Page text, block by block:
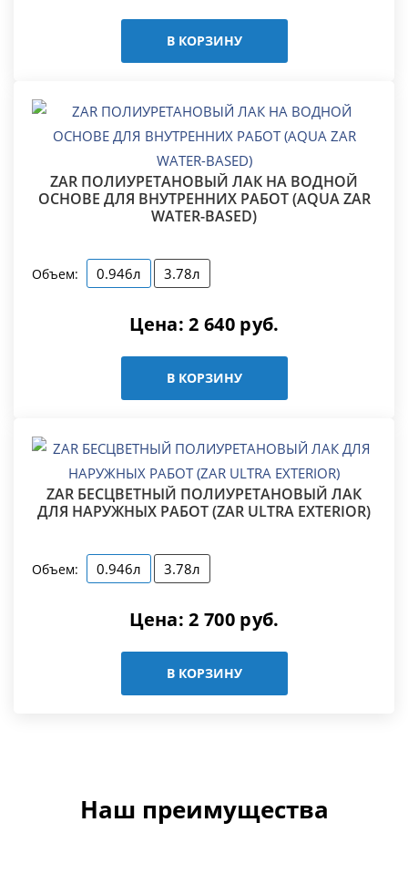
В КОРЗИНУ
ZAR ПОЛИУРЕТАНОВЫЙ ЛАК НА ВОДНОЙ
ОСНОВЕ ДЛЯ ВНУТРЕННИХ РАБОТ (AQUA ZAR
WATER-BASED)
Объем: 0.946л 3.78л
Цена:2 640руб.
В КОРЗИНУ
ZAR БЕСЦВЕТНЫЙ ПОЛИУРЕТАНОВЫЙ ЛАК
ДЛЯ НАРУЖНЫХ РАБОТ (ZAR ULTRA EXTERIOR)
Объем: 0.946л 3.78л
Цена:2 700руб.
В КОРЗИНУ
Наш преимущества